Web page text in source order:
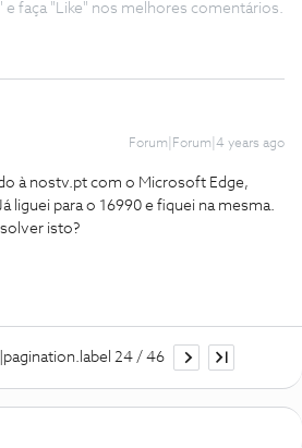
faça "Like" nos melhores comentários.
Forum|Forum|4 years ago
à nostv.pt com o Microsoft Edge,
liguei para o 16990 e fiquei na mesma.
isto?
24 / 46